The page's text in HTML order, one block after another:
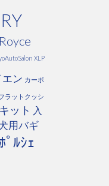
XLP
エン カーボ
ラットクッシ
ット 入
用バギ
ﾟﾙｼｪ